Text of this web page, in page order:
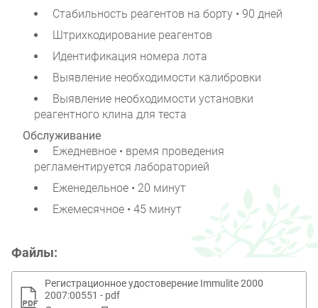
Стабильность реагентов на борту • 90 дней
Штрихкодирование реагентов
Идентификация номера лота
Выявление необходимости калибровки
Выявление необходимости установки
реагентного клина для теста
Обслуживание
Ежедневное • время проведения
регламентируется лабораторией
Еженедельное • 20 минут
Ежемесячное • 45 минут
Файлы:
Регистрационное удостоверение Immulite 2000
2007:00551 - pdf